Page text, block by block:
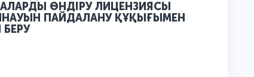
ӨНДІРУ ЛИЦЕНЗИЯСЫ
ПАЙДАЛАНУ ҚҰҚЫҒЫМЕН